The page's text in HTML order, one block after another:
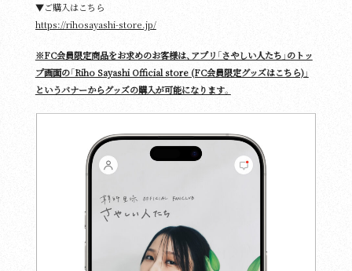
▼ご購入はこちら
https://rihosayashi-store.jp/
※FC会員限定商品をお求めのお客様は、アプリ「さやしい人たち」のトッ
プ画面の「Riho Sayashi Official store (FC会員限定グッズはこちら)」
というバナーからグッズの購入が可能になります。